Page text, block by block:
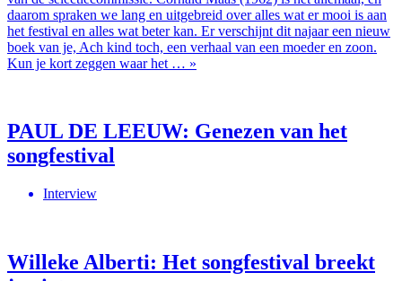
daarom spraken we lang en uitgebreid over alles wat er mooi is aan
het festival en alles wat beter kan. Er verschijnt dit najaar een nieuw
boek van je, Ach kind toch, een verhaal van een moeder en zoon.
Kun je kort zeggen waar het … »
PAUL DE LEEUW: Genezen van het
songfestival
Interview
Willeke Alberti: Het songfestival breekt